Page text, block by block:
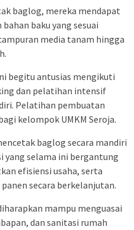
baglog, mereka mendapat
baku yang sesuai
media tanam hingga
begitu antusias mengikuti
dan pelatihan intensif
Pelatihan pembuatan
kelompok UMKM Seroja.
baglog secara mandiri
yang selama ini bergantung
efisiensi usaha, serta
secara berkelanjutan.
mampu menguasai
dan sanitasi rumah